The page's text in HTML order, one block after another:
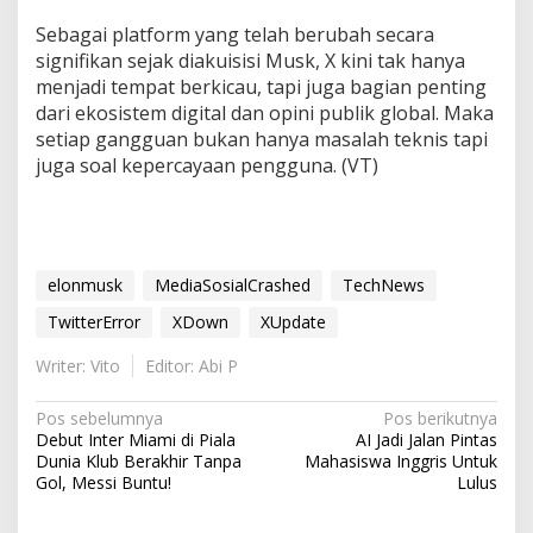
Sebagai platform yang telah berubah secara
signifikan sejak diakuisisi Musk, X kini tak hanya
menjadi tempat berkicau, tapi juga bagian penting
dari ekosistem digital dan opini publik global. Maka
setiap gangguan bukan hanya masalah teknis tapi
juga soal kepercayaan pengguna. (VT)
elonmusk MediaSosialCrashed
TechNews
TwitterError
XDown
XUpdate
Writer: Vito
Editor: Abi P
N
a
v
Pos sebelumnya
Debut Inter Miami di Piala
Dunia Klub Berakhir Tanpa
Gol, Messi Buntu!
Pos berikutnya
AI Jadi Jalan Pintas
Mahasiswa Inggris Untuk
Lulus